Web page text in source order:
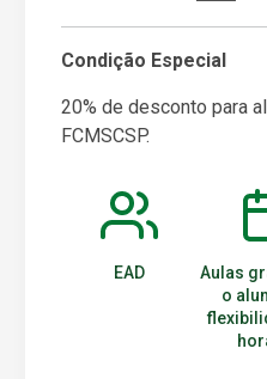
Condição Especial
20% de desconto para
FCMSCSP.
EAD
Aulas
o